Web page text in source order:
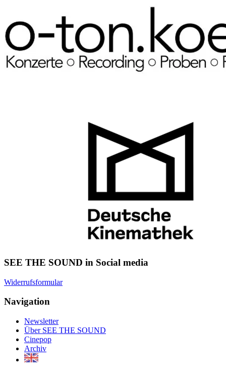
SEE THE SOUND in Social media
Widerrufsformular
Navigation
Newsletter
Über SEE THE SOUND
Cinepop
Archiv